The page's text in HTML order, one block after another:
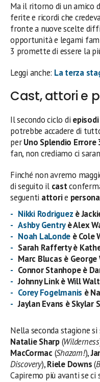
Ma il ritorno di un amico
ferite e ricordi che
fronte a nuove scelte
opportunità e legami
3 promette di essere la
Leggi anche: La terza
Cast, attori e
Il secondo ciclo di episodi
potrebbe accadere di
perUno Splendio
fan, non crediamo ci
Finché non avremo
di seguito il cast
seguenti attorie
Nikki Rodriguez è
Ashby Gentryè Alex
Noah LaLonde è Cole
Sarah Rafferty è
Marc Blucas è
Connor Stanhope è
Johnny Link è Will
Corey Fogelmanis è
Jaylan Evans è Skylar
Nella seconda stagione
Natalie Sharp(Wilderness
MacCormac (Shazam!),
Discovery),Riele Downs(
Capiremo più avanti se